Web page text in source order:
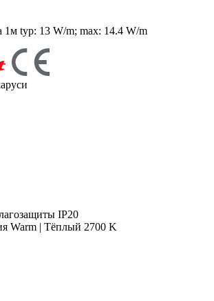
1м typ: 13 W/m; max: 14.4 W/m
IP20
Warm | Тёплый 2700 K